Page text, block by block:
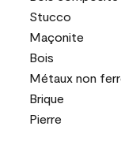
Stucco
Maçonite
Bois
Métaux non
Brique
Pierre